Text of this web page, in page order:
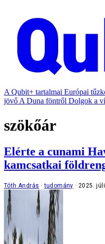
A Qubit+ tartalmai Európai
jövő A Duna föntről Dolgok a
szökőár
Elérte a cunami
kamcsatkai
Tóth András tudomány 2025.